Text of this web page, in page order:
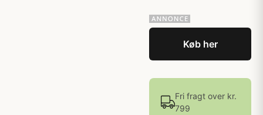
Køb her
Fri fragt over kr.
799